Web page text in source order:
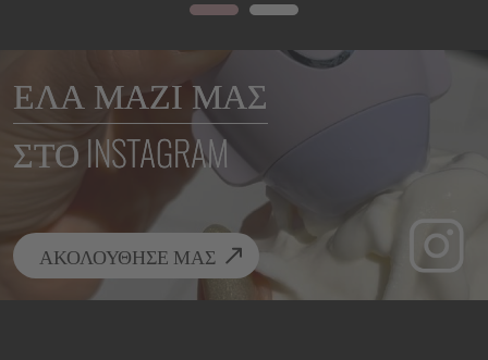
ΑΚΟΛΟΥΘΗΣΕ ΜΑΣ
ΈΛΑ ΜΑΖΊ ΜΑΣ
ΣΤΟ INSTAGRAM